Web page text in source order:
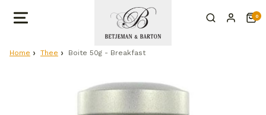
0
Home Thee Boite 50g - Breakfast